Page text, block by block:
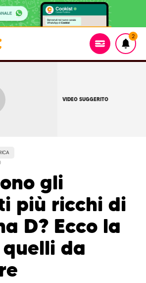
2
VIDEO SUGGERITO
gli
più ricchi di
D? Ecco la
da